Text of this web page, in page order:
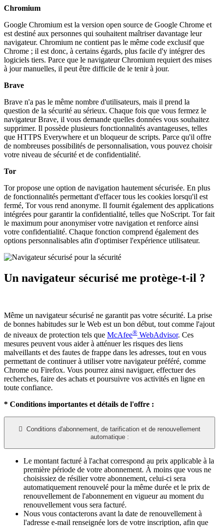
Chromium
Google Chromium est la version open source de Google Chrome et
est destiné aux personnes qui souhaitent maîtriser davantage leur
navigateur. Chromium ne contient pas le même code exclusif que
Chrome ; il est donc, à certains égards, plus facile d'y intégrer des
logiciels tiers. Parce que le navigateur Chromium requiert des mises
à jour manuelles, il peut être difficile de le tenir à jour.
Brave
Brave n'a pas le même nombre d'utilisateurs, mais il prend la
question de la sécurité au sérieux. Chaque fois que vous fermez le
navigateur Brave, il vous demande quelles données vous souhaitez
supprimer. Il possède plusieurs fonctionnalités avantageuses, telles
que HTTPS Everywhere et un bloqueur de scripts. Parce qu'il offre
de nombreuses possibilités de personnalisation, vous pouvez choisir
votre niveau de sécurité et de confidentialité.
Tor
Tor propose une option de navigation hautement sécurisée. En plus
de fonctionnalités permettant d'effacer tous les cookies lorsqu'il est
fermé, Tor vous rend anonyme. Il fournit également des applications
intégrées pour garantir la confidentialité, telles que NoScript. Tor fait
le maximum pour anonymiser votre navigation et renforce ainsi
votre confidentialité. Chaque fonction comprend également des
options personnalisables afin d'optimiser l'expérience utilisateur.
Un navigateur sécurisé me protège-t-il ?
Même un navigateur sécurisé ne garantit pas votre sécurité. La prise
de bonnes habitudes sur le Web est un bon début, tout comme l'ajout
de niveaux de protection tels que McAfee® WebAdvisor. Ces
mesures peuvent vous aider à atténuer les risques des liens
malveillants et des fautes de frappe dans les adresses, tout en vous
permettant de continuer à utiliser votre navigateur préféré, comme
Chrome ou Firefox. Vous pourrez ainsi naviguer, effectuer des
recherches, faire des achats et poursuivre vos activités en ligne en
toute confiance.
* Conditions importantes et détails de l'offre :

Conditions d'abonnement, de tarification et de renouvellement
automatique :
Le montant facturé à l'achat correspond au prix applicable à la
première période de votre abonnement. À moins que vous ne
choisissiez de résilier votre abonnement, celui-ci sera
automatiquement renouvelé pour la même durée et le prix de
renouvellement de l'abonnement en vigueur au moment du
renouvellement vous sera facturé.​
Nous vous contacterons avant la date de renouvellement à
l'adresse e-mail renseignée lors de votre inscription, afin que